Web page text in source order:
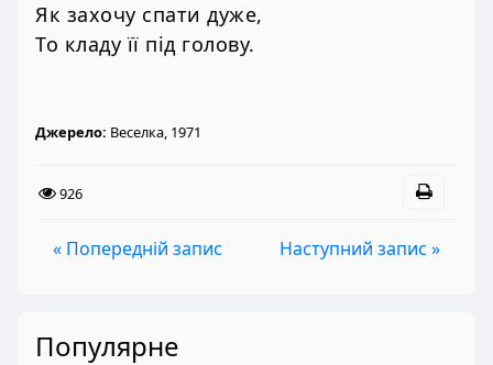
Як захочу спати дуже,
То кладу її під голову.
Джерело: Веселка, 1971
926
« Попередній запис Наступний запис »
Популярне